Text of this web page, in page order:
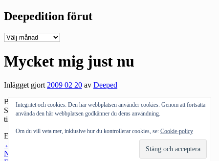
Deepedition förut
Deepedition
Mycket mig just nu
Inlägget gjort2009 02 20 av Deeped
Blev inte någon bild men det är mycket Niclas Strandh just nu.
Skriver omfildelningen i Sverige på Newsmill. Igår
tisdags på
. Nästan så att jag är trött på mig själv :)
Etiketter: Newsmill,Resumé, SVTKategorier:Allmänt tyckande
Inläggsnavigering
←
Nästa inlägg
Integritet och cookies: Den här webbplatsen använder cookies. Genom att fortsätta
använda den här webbplatsen godkänner du deras användning.
Om du vill veta mer, inklusive hur du kontrollerar cookies, se: Cookie-policy